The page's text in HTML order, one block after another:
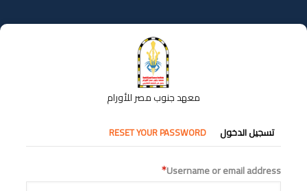
إلى
المحتوى
معهد جنوب مصر للأورام
التبويبات
الأساسية
تسجيل الدخول RESET YOUR PASSWORD
Username or email address